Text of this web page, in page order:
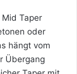
Taper
oder
hängt vom
Übergang